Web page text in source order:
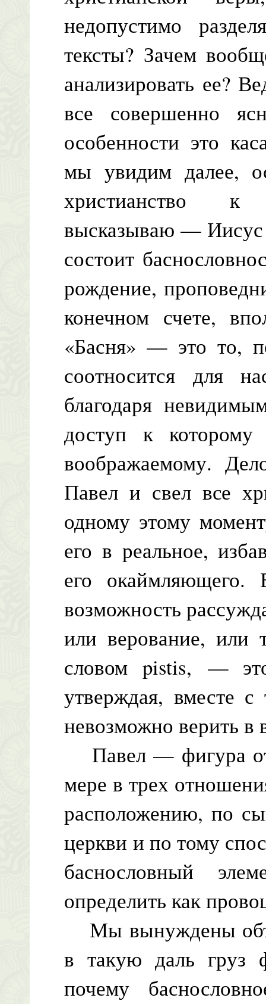
недопустимо
тексты? Зачем
анализировать ее?
все совершенно
особенности это
мы увидим далее,
христианство к
высказываю — Иисус
состоит
рождение,
конечном счете,
«Басня» — это то,
соотносится для
благодаря
доступ к
воображаемому.
Павел и свел все
одному этому
его в реальное,
его окаймляющего.
возможность
или верование, или
словом pistis, —
утверждая, вместе
невозможно верить в
Павел — фигура
мере в трех
расположению, по
церкви и по тому
баснословный
определить как
Мы вынуждены
в такую даль груз
почему